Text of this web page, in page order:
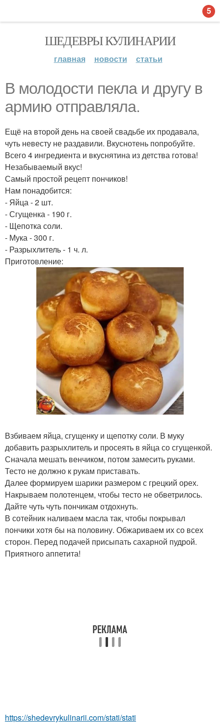
ШЕДЕВРЫ КУЛИНАРИИ
главная новости статьи
В молодости пекла и другу в
армию отправляла.
Ещё на второй день на своей свадьбе их продавала,
чуть невесту не раздавили. Вкуснотень попробуйте.
Всего 4 ингредиента и вкуснятина из детства гoтова!
Незабываемый вкус!
Самый простой рецепт пончиков!
Нам понадобится:
- Яйца - 2 шт.
- Сгущенка - 190 г.
- Щепотка соли.
- Мука - 300 г.
- Разрыхлитель - 1 ч. л.
Приготовление:
Взбиваем яйца, сгущенку и щепотку соли. В муку
добавить разрыхлитель и просеять в яйца со сгущенкой.
Сначала мешать венчиком, потом замесить руками.
Тесто не должно к рукам приставать.
Далее формируем шарики размером с грецкий орех.
Накрываем полотенцем, чтобы тесто не обветрилось.
Дайте чуть чуть пончикам отдохнуть.
В сотейник наливаем масла так, чтобы покрывал
пончики хотя бы на половину. Обжариваем их со всех
сторон. Перед подачей присыпать сахарной пудрой.
Приятного аппетита!
https://shedevrykulinarii.com/stati/stati
5